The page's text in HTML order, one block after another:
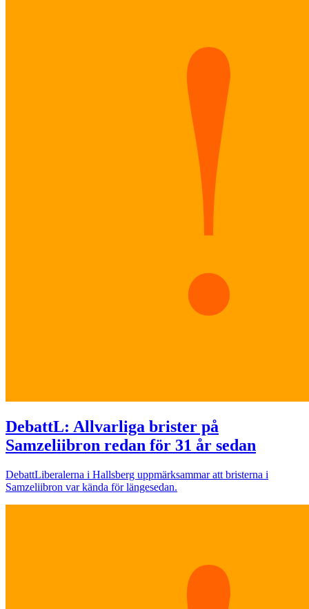
DebattL: Allvarliga brister på
Samzeliibron redan för 31 år sedan
DebattLiberalerna i Hallsberg uppmärksammar att bristerna i
Samzeliibron var kända för längesedan.